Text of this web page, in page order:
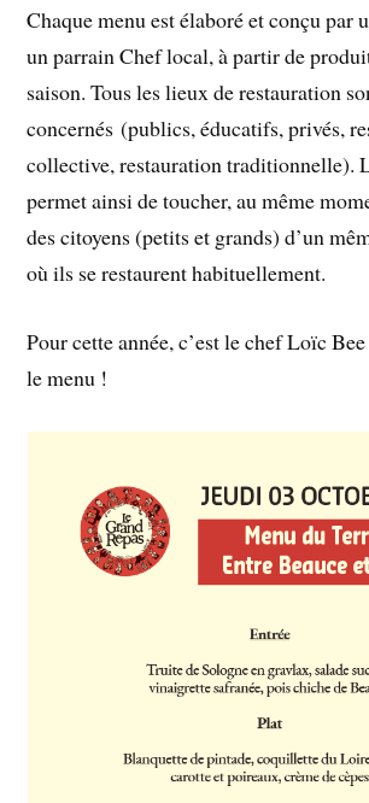
Chaque menu est élaboré et conçu par
un parrain Chef local, à partir de
saison. Tous les lieux de restauration
concernés (publics, éducatifs, privés,
collective, restauration traditionnelle).
permet ainsi de toucher, au même
des citoyens (petits et grands) d’un
où ils se restaurent habituellement.
Pour cette année, c’est le chef Loïc
le menu !